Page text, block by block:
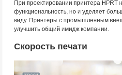
При проектировании принтера HPRT
функциональность, но и уделяет
виду. Принтеры с промышленным
улучшить общий имидж компании.
Скорость печати